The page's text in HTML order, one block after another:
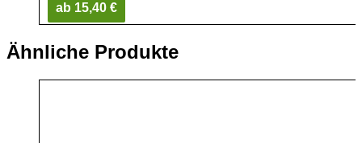
ab 15,40 €
Ähnliche Produkte